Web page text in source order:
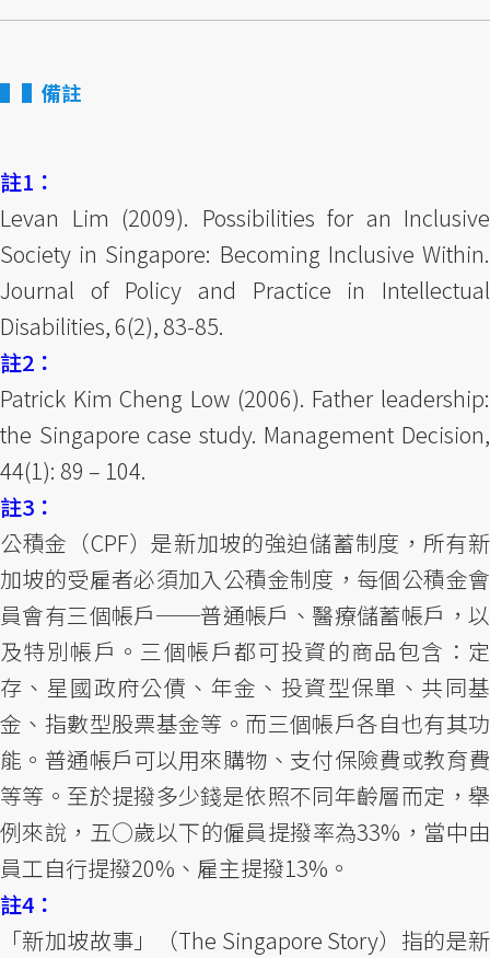
▌備註
註1：
Levan Lim (2009). Possibilities for an Inclusive
Society in Singapore: Becoming Inclusive Within.
Journal of Policy and Practice in Intellectual
Disabilities, 6(2), 83-85.
註2：
Patrick Kim Cheng Low (2006). Father leadership:
the Singapore case study. Management Decision,
44(1): 89 – 104.
註3：
公積金（CPF）是新加坡的強迫儲蓄制度，所有新
加坡的受雇者必須加入公積金制度，每個公積金會
員會有三個帳戶──普通帳戶、醫療儲蓄帳戶，以
及特別帳戶。三個帳戶都可投資的商品包含：定
存、星國政府公債、年金、投資型保單、共同基
金、指數型股票基金等。而三個帳戶各自也有其功
能。普通帳戶可以用來購物、支付保險費或教育費
等等。至於提撥多少錢是依照不同年齡層而定，舉
例來說，五○歲以下的僱員提撥率為33%，當中由
員工自行提撥20%、雇主提撥13%。
註4：
「新加坡故事」（The Singapore Story）指的是新